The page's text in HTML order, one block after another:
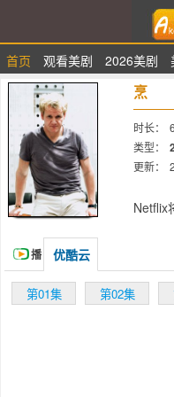
首页 观看美剧 2026美剧
烹
时长：
类型：
更新：
Netflix
土四个
播 优酷云
第01集 第02集